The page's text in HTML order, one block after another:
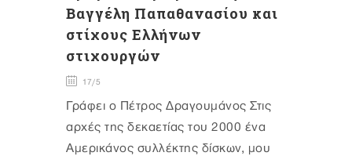
Βαγγέλη Παπαθανασίου και
στίχους Eλλήνων
στιχουργών
17/5
Γράφει ο Πέτρος Δραγουμάνος Στις
αρχές της δεκαετίας του 2000 ένα
Aμερικάνος συλλέκτης δίσκων, μου